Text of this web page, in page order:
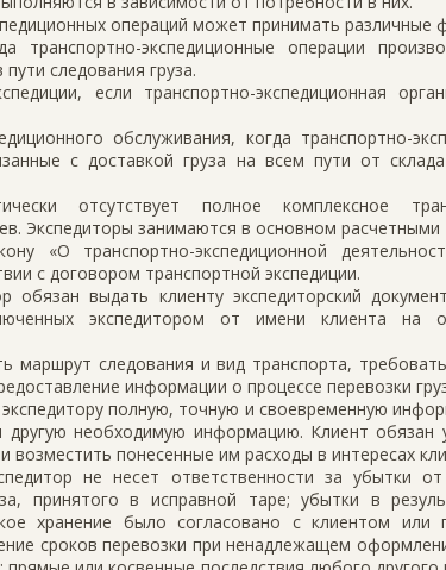
операций может принимать различные
транспортно-экспедиционные операции
следования груза.
если транспортно-экспедиционная
обслуживания, когда транспортно-
с доставкой груза на всем пути от
отсутствует полное комплексное
Экспедиторы занимаются в основном
«О транспортно-экспедиционной
с договором транспортной экспедиции.
обязан выдать клиенту экспедиторский
экспедитором от имени клиента на
маршрут следования и вид транспорта,
информации о процессе перевозки
полную, точную и своевременную
другую необходимую информацию. Клиент обязан
возместить понесенные им расходы в интересах
не несет ответственности за убытки
принятого в исправной таре; убытки в
хранение было согласовано с клиентом или
сроков перевозки при ненадлежащем